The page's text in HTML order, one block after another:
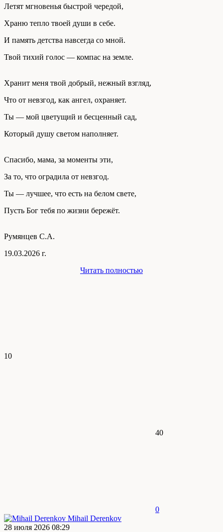
Летят мгновенья быстрой чередой,
Храню тепло твоей души в себе.
И память детства навсегда со мной.
Твой тихий голос — компас на земле.
Хранит меня твой добрый, нежный взгляд,
Что от невзгод, как ангел, охраняет.
Ты — мой цветущий и бесценный сад,
Который душу светом наполняет.
Спасибо, мама, за моменты эти,
За то, что оградила от невзгод.
Ты — лучшее, что есть на белом свете,
Пусть Бог тебя по жизни бережёт.
Румянцев С.А.
19.03.2026 г.
Читать полностью
10
40
0
Mihail Derenkov
28 июля 2026 08:29